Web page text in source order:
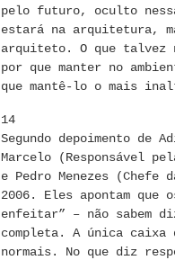
pelo futuro, oculto
estará na arquitetura,
arquiteto. O que talvez
por que manter no
que mantê-lo o mais
14
Segundo depoimento de
Marcelo (Responsável
e Pedro Menezes
2006. Eles apontam que
enfeitar” – não sabem
completa. A única caixa
normais. No que diz